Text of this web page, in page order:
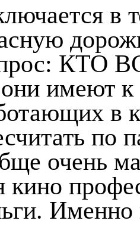
в
КТО
имеют
в
очень
кино